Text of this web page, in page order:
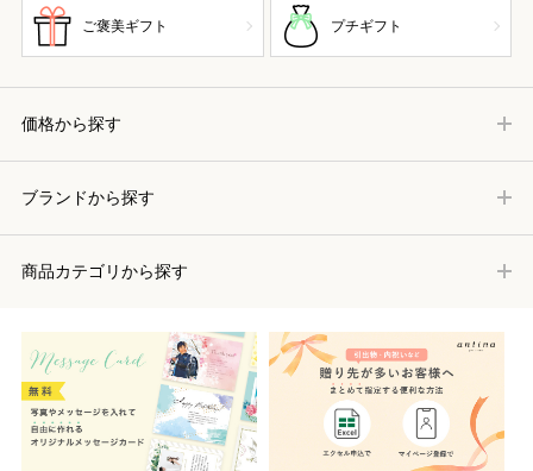
ご褒美ギフト プチギフト
価格から探す
ブランドから探す
商品カテゴリから探す